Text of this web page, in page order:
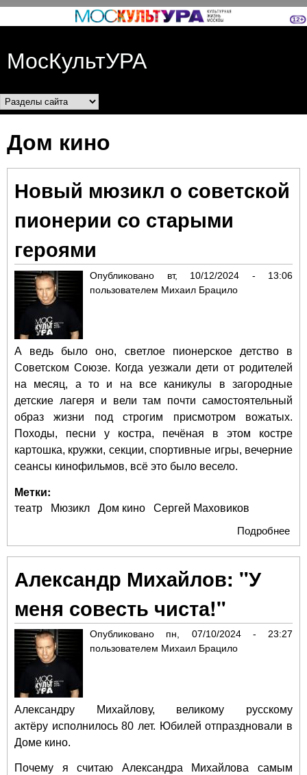
Перейти к основному
МосКультУРА
Разделы сайта
Дом кино
Новый мюзикл о советской
пионерии со старыми
героями
Опубликовано вт, 10/12/2024 - 13:06
пользователем Михаил Брацило
А ведь было оно, светлое пионерское детство в
Советском Союзе. Когда уезжали дети от родителей
на месяц, а то и на все каникулы в загородные
детские лагеря и вели там почти самостоятельный
образ жизни под строгим присмотром вожатых.
Походы, песни у костра, печёная в этом костре
картошка, кружки, секции, спортивные игры, вечерние
сеансы кинофильмов, всё это было весело.
Метки:
театр Мюзикл Дом кино
Сергей Маховиков
Подробнее
Александр Михайлов: "У
меня совесть чиста!"
Опубликовано пн, 07/10/2024 - 23:27
пользователем Михаил Брацило
Александру Михайлову, великому русскому
актёру исполнилось 80 лет. Юбилей отпраздновали в
Доме кино.
Почему я считаю Александра Михайлова самым